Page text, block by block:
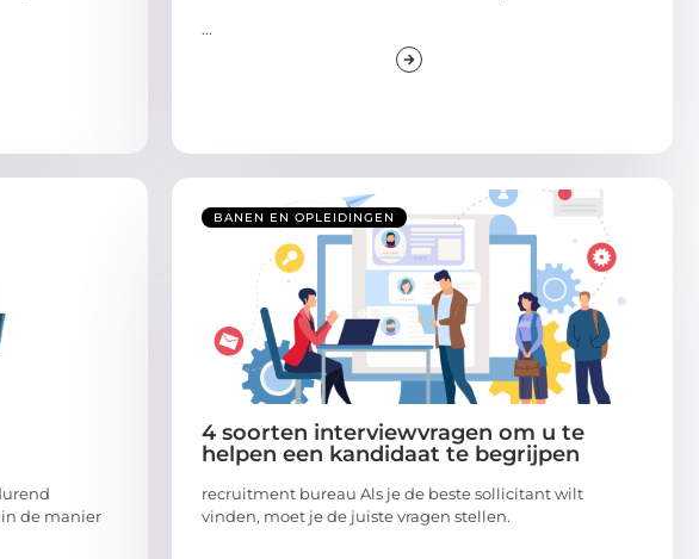
...
de manier
BANEN EN OPLEIDINGEN
4 soorten interviewvragen om u te
helpen een kandidaat te begrijpen
recruitment bureau Als je de beste sollicitant wilt
vinden, moet je de juiste vragen stellen.